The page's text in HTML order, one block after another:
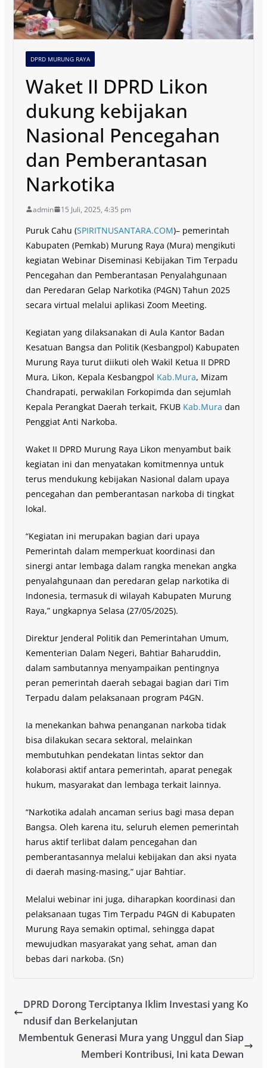
DPRD MURUNG RAYA
Waket II DPRD Likon
dukung kebijakan
Nasional Pencegahan
dan Pemberantasan
Narkotika
admin 15 Juli, 2025, 4:35 pm
Puruk Cahu (SPIRITNUSANTARA.COM)– pemerintah
Kabupaten (Pemkab) Murung Raya (Mura) mengikuti
kegiatan Webinar Diseminasi Kebijakan Tim Terpadu
Pencegahan dan Pemberantasan Penyalahgunaan
dan Peredaran Gelap Narkotika (P4GN) Tahun 2025
secara virtual melalui aplikasi Zoom Meeting.
Kegiatan yang dilaksanakan di Aula Kantor Badan
Kesatuan Bangsa dan Politik (Kesbangpol) Kabupaten
Murung Raya turut diikuti oleh Wakil Ketua II DPRD
Mura, Likon, Kepala Kesbangpol Kab.Mura, Mizam
Chandrapati, perwakilan Forkopimda dan sejumlah
Kepala Perangkat Daerah terkait, FKUB Kab.Mura dan
Penggiat Anti Narkoba.
Waket II DPRD Murung Raya Likon menyambut baik
kegiatan ini dan menyatakan komitmennya untuk
terus mendukung kebijakan Nasional dalam upaya
pencegahan dan pemberantasan narkoba di tingkat
lokal.
“Kegiatan ini merupakan bagian dari upaya
Pemerintah dalam memperkuat koordinasi dan
sinergi antar lembaga dalam rangka menekan angka
penyalahgunaan dan peredaran gelap narkotika di
Indonesia, termasuk di wilayah Kabupaten Murung
Raya,” ungkapnya Selasa (27/05/2025).
Direktur Jenderal Politik dan Pemerintahan Umum,
Kementerian Dalam Negeri, Bahtiar Baharuddin,
dalam sambutannya menyampaikan pentingnya
peran pemerintah daerah sebagai bagian dari Tim
Terpadu dalam pelaksanaan program P4GN.
Ia menekankan bahwa penanganan narkoba tidak
bisa dilakukan secara sektoral, melainkan
membutuhkan pendekatan lintas sektor dan
kolaborasi aktif antara pemerintah, aparat penegak
hukum, masyarakat dan lembaga terkait lainnya.
“Narkotika adalah ancaman serius bagi masa depan
Bangsa. Oleh karena itu, seluruh elemen pemerintah
harus aktif terlibat dalam pencegahan dan
pemberantasannya melalui kebijakan dan aksi nyata
di daerah masing-masing,” ujar Bahtiar.
Melalui webinar ini juga, diharapkan koordinasi dan
pelaksanaan tugas Tim Terpadu P4GN di Kabupaten
Murung Raya semakin optimal, sehingga dapat
mewujudkan masyarakat yang sehat, aman dan
bebas dari narkoba. (Sn)
DPRD Dorong Terciptanya Iklim Investasi yang Ko
ndusif dan Berkelanjutan
Membentuk Generasi Mura yang Unggul dan Siap
Memberi Kontribusi, Ini kata Dewan